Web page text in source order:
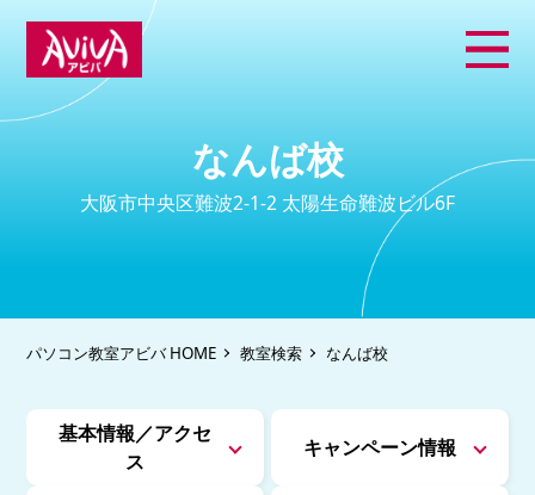
なんば校
大阪市中央区難波2-1-2 太陽生命難波ビル6F
パソコン教室アビバ HOME 教室検索 なんば校
基本情報／アクセ
ス
キャンペーン情報